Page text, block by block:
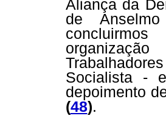
Aliança da
de
Socialista -
depoimento
(48).